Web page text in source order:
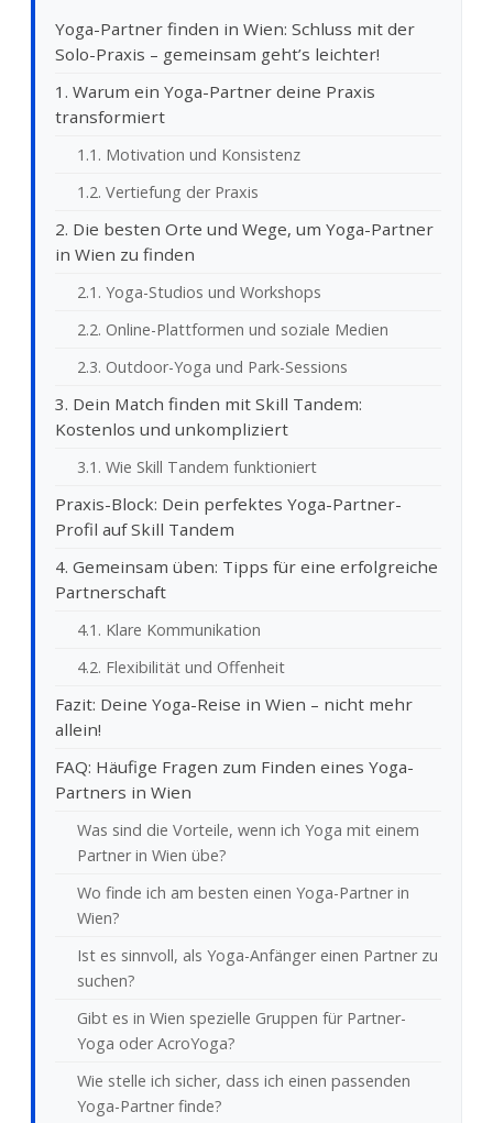
Yoga-Partner finden in Wien: Schluss mit der
Solo-Praxis – gemeinsam geht’s leichter!
1. Warum ein Yoga-Partner deine Praxis
transformiert
1.1. Motivation und Konsistenz
1.2. Vertiefung der Praxis
2. Die besten Orte und Wege, um Yoga-Partner
in Wien zu finden
2.1. Yoga-Studios und Workshops
2.2. Online-Plattformen und soziale Medien
2.3. Outdoor-Yoga und Park-Sessions
3. Dein Match finden mit Skill Tandem:
Kostenlos und unkompliziert
3.1. Wie Skill Tandem funktioniert
Praxis-Block: Dein perfektes Yoga-Partner-
Profil auf Skill Tandem
4. Gemeinsam üben: Tipps für eine erfolgreiche
Partnerschaft
4.1. Klare Kommunikation
4.2. Flexibilität und Offenheit
Fazit: Deine Yoga-Reise in Wien – nicht mehr
allein!
FAQ: Häufige Fragen zum Finden eines Yoga-
Partners in Wien
Was sind die Vorteile, wenn ich Yoga mit einem
Partner in Wien übe?
Wo finde ich am besten einen Yoga-Partner in
Wien?
Ist es sinnvoll, als Yoga-Anfänger einen Partner zu
suchen?
Gibt es in Wien spezielle Gruppen für Partner-
Yoga oder AcroYoga?
Wie stelle ich sicher, dass ich einen passenden
Yoga-Partner finde?